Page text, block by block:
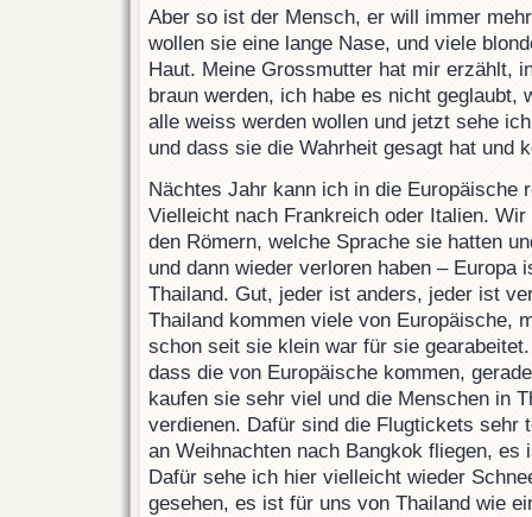
Aber so ist der Mensch, er will immer
wollen sie eine lange Nase, und viele
Haut. Meine Grossmutter hat mir erzählt,
braun werden, ich habe es nicht geglaubt,
alle weiss werden wollen und jetzt sehe
und dass sie die Wahrheit gesagt hat und
Nächtes Jahr kann ich in die Europäische
Vielleicht nach Frankreich oder Italien.
den Römern, welche Sprache sie hatten
und dann wieder verloren haben – Europa
Thailand. Gut, jeder ist anders, jeder ist
Thailand kommen viele von Europäische,
schon seit sie klein war für sie
dass die von Europäische kommen,
kaufen sie sehr viel und die Menschen in
verdienen. Dafür sind die Flugtickets sehr
an Weihnachten nach Bangkok fliegen, es
Dafür sehe ich hier vielleicht wieder
gesehen, es ist für uns von Thailand wie